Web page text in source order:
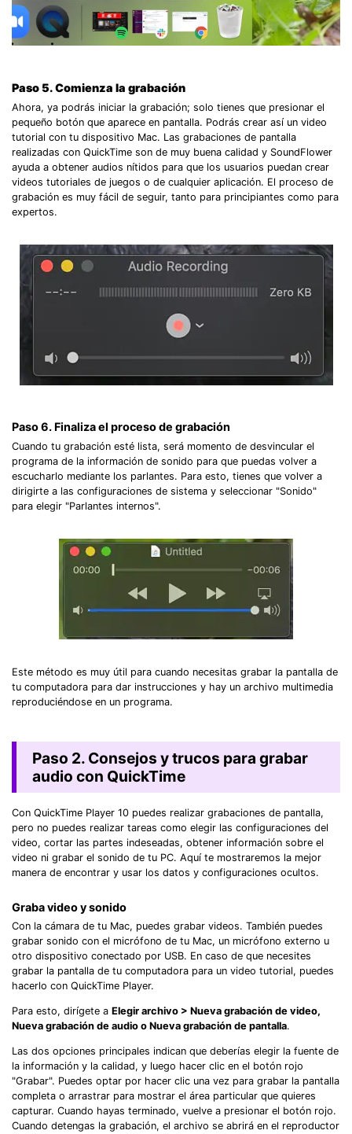
Paso 5.Comienza la grabación
Ahora, ya podrás iniciar la grabación; solo tienes que presionar el
pequeño botón que aparece en pantalla. Podrás crear así un video
tutorial con tu dispositivo Mac. Las grabaciones de pantalla
realizadas con QuickTime son de muy buena calidad y SoundFlower
ayuda a obtener audios nítidos para que los usuarios puedan crear
videos tutoriales de juegos o de cualquier aplicación. El proceso de
grabación es muy fácil de seguir, tanto para principiantes como para
expertos.
Paso 6. Finaliza el proceso de grabación
Cuando tu grabación esté lista, será momento de desvincular el
programa de la información de sonido para que puedas volver a
escucharlo mediante los parlantes. Para esto, tienes que volver a
dirigirte a las configuraciones de sistema y seleccionar "Sonido"
para elegir "Parlantes internos".
Este método es muy útil para cuando necesitas grabar la pantalla de
tu computadora para dar instrucciones y hay un archivo multimedia
reproduciéndose en un programa.
Paso 2. Consejos y trucos para grabar
audio con QuickTime
Con QuickTime Player 10 puedes realizar grabaciones de pantalla,
pero no puedes realizar tareas como elegir las configuraciones del
video, cortar las partes indeseadas, obtener información sobre el
video ni grabar el sonido de tu PC. Aquí te mostraremos la mejor
manera de encontrar y usar los datos y configuraciones ocultos.
Graba video y sonido
Con la cámara de tu Mac, puedes grabar videos. También puedes
grabar sonido con el micrófono de tu Mac, un micrófono externo u
otro dispositivo conectado por USB. En caso de que necesites
grabar la pantalla de tu computadora para un video tutorial, puedes
hacerlo con QuickTime Player.
Para esto, dirígete a Elegir archivo > Nueva grabación de video,
Nueva grabación de audio o Nueva grabación de pantalla.
Las dos opciones principales indican que deberías elegir la fuente de
la información y la calidad, y luego hacer clic en el botón rojo
"Grabar". Puedes optar por hacer clic una vez para grabar la pantalla
completa o arrastrar para mostrar el área particular que quieres
capturar. Cuando hayas terminado, vuelve a presionar el botón rojo.
Cuando detengas la grabación, el archivo se abrirá en el reproductor